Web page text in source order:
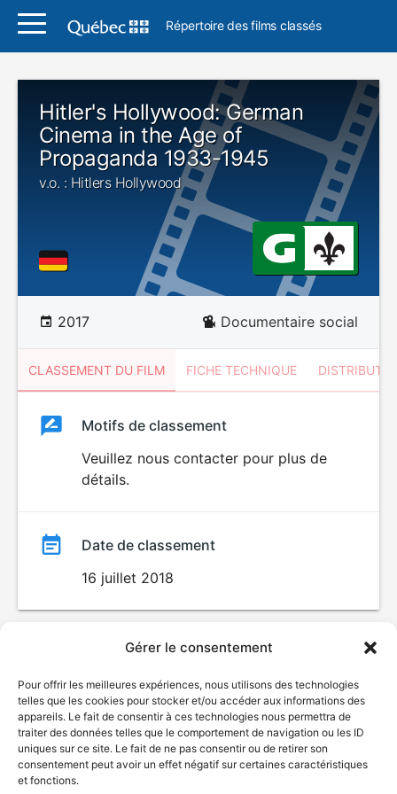
Gérer le consentement
Pour offrir les meilleures expériences, nous utilisons des technologies
telles que les cookies pour stocker et/ou accéder aux informations des
appareils. Le fait de consentir à ces technologies nous permettra de
traiter des données telles que le comportement de navigation ou les ID
uniques sur ce site. Le fait de ne pas consentir ou de retirer son
consentement peut avoir un effet négatif sur certaines caractéristiques
et fonctions.
Répertoire des films classés
Hitler's Hollywood: German
Cinema in the Age of
Propaganda 1933-1945
v.o. : Hitlers Hollywood
2017 Documentaire social
CLASSEMENT DU FILM FICHE TECHNIQUE
ClassementClassement
Motifs de classement
Veuillez nous contacter pour plus de
détails.
Date de classement
16 juillet 2018